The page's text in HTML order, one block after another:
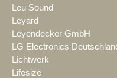
Leu Sound
Leyard
Leyendecker GmbH
LG Electronics
Lichtwerk
Lifesize